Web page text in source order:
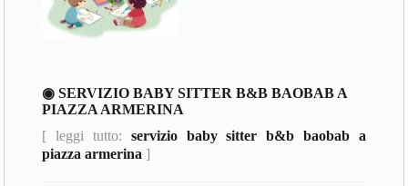
◉ SERVIZIO BABY SITTER B&B BAOBAB A
PIAZZA ARMERINA
[ leggi tutto: servizio baby sitter b&b baobab a
piazza armerina ]